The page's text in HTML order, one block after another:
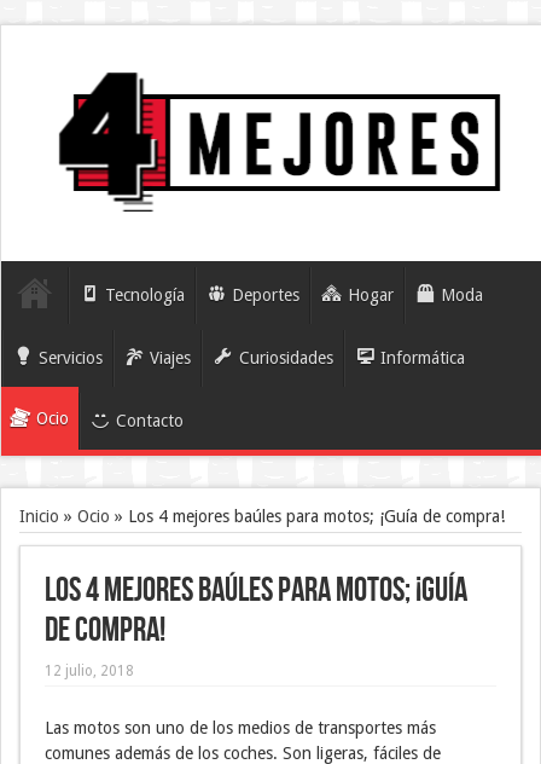
Tecnología Deportes Hogar Moda
Servicios Viajes Curiosidades Informática
Ocio Contacto
Inicio » Ocio » Los 4 mejores baúles para motos; ¡Guía de compra!
Los 4 mejores baúles para motos; ¡Guía
de compra!
12 julio, 2018
Las motos son uno de los medios de transportes más
comunes además de los coches. Son ligeras, fáciles de